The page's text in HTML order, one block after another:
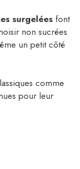
surgelées font
non sucrées
un petit côté
comme
pour leur